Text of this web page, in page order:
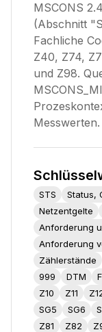
MSCONS
(Abschnitt
Fachliche
Z40, Z74,
und Z98.
STS Status,
Netzentgelte
Anforderung
Anforderung
Zählerstände
999
DTM
Z10
Z11
SG5
SG6
Z81
Z82